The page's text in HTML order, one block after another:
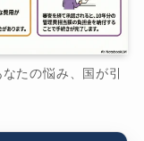
たの悩み、国が引